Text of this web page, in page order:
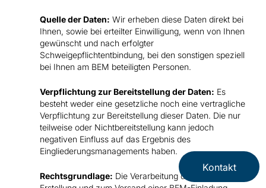
Quelle der Daten: Wir erheben diese Daten direkt bei
Ihnen, sowie bei erteilter Einwilligung, wenn von Ihnen
gewünscht und nach erfolgter
Schweigepflichtentbindung, bei den sonstigen speziell
bei Ihnen am BEM beteiligten Personen.
Verpflichtung zur Bereitstellung der Daten: Es
besteht weder eine gesetzliche noch eine vertragliche
Verpflichtung zur Bereitstellung dieser Daten. Die nur
teilweise oder Nichtbereitstellung kann jedoch
negativen Einfluss auf das Ergebnis des
Eingliederungsmanagements haben.
Rechtsgrundlage: Die Verarbeitung dieser Daten zur
Kontakt